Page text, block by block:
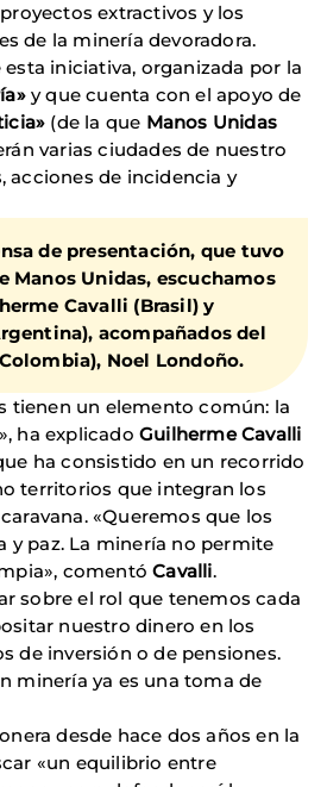
extractivos y los
de la minería devoradora.
iniciativa, organizada por la
y que cuenta con el apoyo de
(de la que Manos Unidas
varias ciudades de nuestro
acciones de incidencia y
de presentación, que tuvo
Manos Unidas, escuchamos
Cavalli (Brasil) y
acompañados del
Noel Londoño.
tienen un elemento común: la
ha explicado Guilherme Cavalli
ha consistido en un recorrido
territorios que integran los
«Queremos que los
y paz. La minería no permite
comentóCavalli.
sobre el rol que tenemos cada
nuestro dinero en los
de inversión o de pensiones.
minería ya es una toma de
desde hace dos años en la
«un equilibrio entre